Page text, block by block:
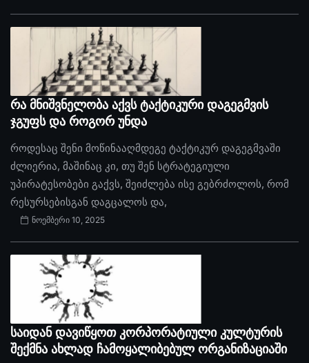
რა მნიშვნელობა აქვს ტაქტიკური დაგეგმვის
ჯგუფს და როგორ უნდა
როდესაც შენი მოწინააღმდეგე ტაქტიკურ დაგეგმვაში
ძლიერია, მაშინაც კი, თუ შენ სტრატეგიული
უპირატესობები გაქვს, შეიძლება ისე გებრძოლოს, რომ
რესურსებისგან დაგცალოს და,
ნოემბერი 10, 2025
საიდან დავიწყოთ კორპორატიული კულტურის
შექმნა ახლად ჩამოყალიბებულ ორგანიზაციაში